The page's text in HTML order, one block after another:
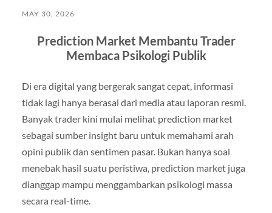
MAY 30, 2026
Prediction Market Membantu Trader
Membaca Psikologi Publik
Di era digital yang bergerak sangat cepat, informasi
tidak lagi hanya berasal dari media atau laporan resmi.
Banyak trader kini mulai melihat prediction market
sebagai sumber insight baru untuk memahami arah
opini publik dan sentimen pasar. Bukan hanya soal
menebak hasil suatu peristiwa, prediction market juga
dianggap mampu menggambarkan psikologi massa
secara real-time.